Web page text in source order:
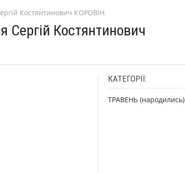
Костянтинович КОРОВІН.
Сергій Костянтинович
КАТЕГОРІЇ:
ТРАВЕНЬ (народились)